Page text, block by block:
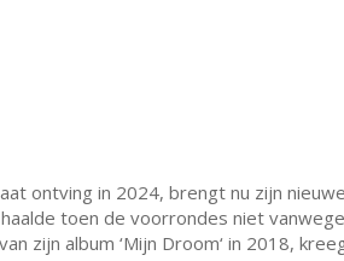
ontving in 2024, brengt nu zijn
toen de voorrondes niet vanwege
zijn album ‘Mijn Droom‘ in 2018,